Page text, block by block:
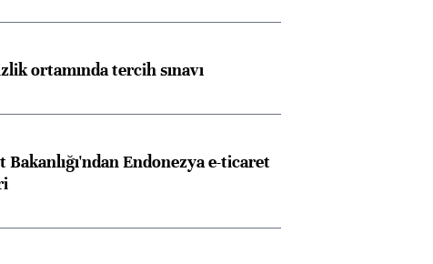
ortamında tercih sınavı
Bakanlığı'ndan Endonezya e-ticaret